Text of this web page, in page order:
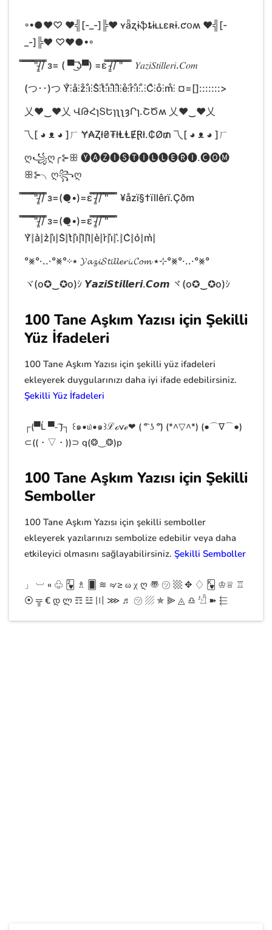
◦•●❤♡ ♥╣[-_-]╠♥ ʏǟʐɨֆȶɨʟʟɛʀɨ.ƈօʍ ♥╣[-
_-]╠♥ ♡❤●•◦
̿̿ ̿̿ ̿̿ ̿̿ ̿̿'̿̿'̿̿/̵͇̿̿/̿̿ ̿̿з= ( ▀ ͜͞ʖ▀) =ɛ ̿̿/̵͇̿̿/̿̿ ̿̿'̿̿'̿̿ ̿̿ ̿̿ ̿̿ ̿̿ 𝑌𝑎𝑧𝑖𝑆𝑡𝑖𝑙𝑙𝑒𝑟𝑖.𝐶𝑜𝑚
(つ･･)つ Y̊⫶å⫶z̊⫶i̊⫶S̊⫶t̊⫶i̊⫶l̊⫶l̊⫶e̊⫶r̊⫶i̊⫶.̊⫶C̊⫶o̊⫶m̊⫶ ¤=[]:::::::>
乂❤‿❤乂 ՎԹՀɿՏԵɿʅʅȝՐɿ.ՇԾʍ 乂❤‿❤乂
乁[ ◕ ᴥ ◕ ]ㄏ Ɏ₳Ⱬł₴₮łⱠⱠɆⱤł.₵Ø₥ 乁[ ◕ ᴥ ◕ ]ㄏ
ღ꧁ღ╭⊱ꕥ 🅨🅐🅩🅘︎🅢🅣🅘︎🅛🅛🅔🅡🅘︎.🅒🅞🅜
ꕥ⊱╮ღ꧂ღ
̿̿ ̿̿ ̿̿ ̿̿ ̿̿'̿̿'̿̿/̵͇̿̿/̿̿ ̿̿з=(●̮•)=ɛ ̿̿/̵͇̿̿/̿̿ ̿̿'̿̿'̿̿ ̿̿ ̿̿ ̿̿ ̿̿ ¥åzï§†ïllêrï.Çðm
̿̿ ̿̿ ̿̿ ̿̿ ̿̿'̿̿'̿̿/̵͇̿̿/̿̿ ̿̿з=(●̮•)=ɛ ̿̿/̵͇̿̿/̿̿ ̿̿'̿̿'̿̿ ̿̿ ̿̿ ̿̿ ̿̿
Y͛⦚a͛⦚z͛⦚i͛⦚S͛⦚t͛⦚i͛⦚l͛⦚l͛⦚e͛⦚r͛⦚i͛⦚.͛⦚C͛⦚o͛⦚m͛⦚
°⨳°·..·°⨳°⊹٭ 𝓨𝓪𝔃𝓲𝓢𝓽𝓲𝓵𝓵𝓮𝓻𝓲.𝓒𝓸𝓶 ٭⊹°⨳°·..·°⨳°
ヾ(o✪‿✪o)ｼ 𝙔𝙖𝙯𝙞𝙎𝙩𝙞𝙡𝙡𝙚𝙧𝙞.𝘾𝙤𝙢 ヾ(o✪‿✪o)ｼ
100 Tane Aşkım Yazısı için Şekilli
Yüz İfadeleri
100 Tane Aşkım Yazısı için şekilli yüz ifadeleri
ekleyerek duygularınızı daha iyi ifade edebilirsiniz.
Şekilli Yüz İfadeleri
┌(▀Ĺ ▀-͠ )┐ ꒰๑•௰•๑꒱ℒℴѵℯ❤ ( ͡° ʖ ͡°) (*^▽^*) (●⌒∇⌒●)
⊂((・▽・))⊃ q(❂‿❂)p
100 Tane Aşkım Yazısı için Şekilli
Semboller
100 Tane Aşkım Yazısı için şekilli semboller
ekleyerek yazılarınızı sembolize edebilir veya daha
etkileyici olmasını sağlayabilirsiniz. Şekilli Semboller
」 ︺ « ♧ 🂲 ♗ 🂠 ≋ ≉ ≥ ω χ ღ 〠 ㋡ ▩ ✥ ♢ 🂾 ♔♕ ♖
⦿ ╦ € დ ლ ☶ ☳ 〣 ⋙ ♬ ㋡ ▨ ✯ ⫸ ◬ ♎︎ 𓀰 ➽ ⬱